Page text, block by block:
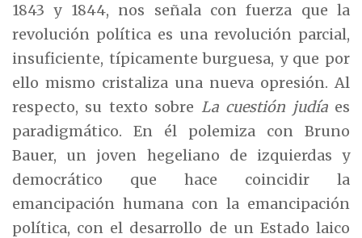
1843 y 1844, nos señala con fuerza que la
revolución política es una revolución parcial,
insuficiente, típicamente burguesa, y que por
ello mismo cristaliza una nueva opresión. Al
respecto, su texto sobre La cuestión judía es
paradigmático. En él polemiza con Bruno
Bauer, un joven hegeliano de izquierdas y
democrático que hace coincidir la
emancipación humana con la emancipación
política, con el desarrollo de un Estado laico